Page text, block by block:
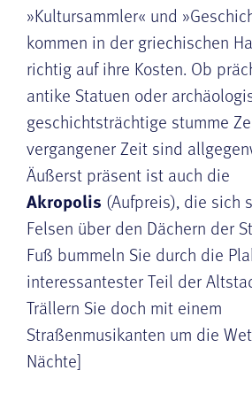
»Kultursammler« und
kommen in der griechischen
richtig auf ihre Kosten. Ob
antike Statuen oder
geschichtsträchtige stumme
vergangener Zeit sind
Äußerst präsent ist auch die
Akropolis (Aufpreis), die sich
Felsen über den Dächern der
Fuß bummeln Sie durch die
interessantester Teil der
Trällern Sie doch mit einem
Straßenmusikanten um die
Nächte]